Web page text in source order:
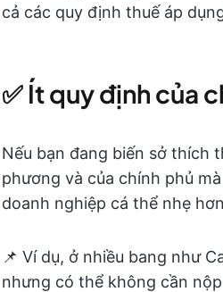
cả các quy định thuế áp
✅ Ít quy định của
Nếu bạn đang biến sở thích
phương và của chính phủ
doanh nghiệp cá thể nhẹ
📌 Ví dụ, ở nhiều bang như
nhưng có thể không cần